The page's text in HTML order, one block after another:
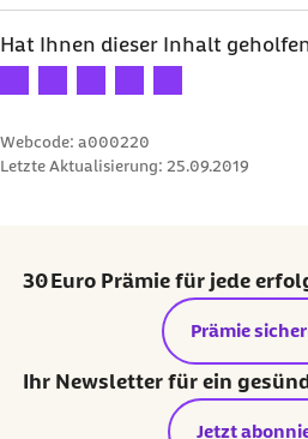
Hat Ihnen dieser Inhalt
Ihre Bewertung: 1 Stern
Ihre Bewertung: 2 Sterne
Ihre Bewertung: 3 Sterne
Ihre Bewertung: 4
Ihre Bewertung: 5
Webcode: a000220
Letzte Aktualisierung: 25.09.2019
30 Euro Prämie für jede
externer Link:
Prämie
Ihr Newsletter für ein
Jetzt